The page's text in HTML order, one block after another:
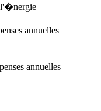
annuelles
annuelles